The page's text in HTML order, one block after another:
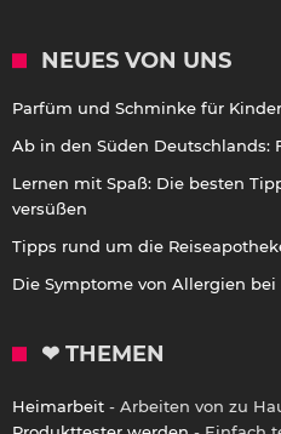
NEUES VON UNS
Parfüm und Schminke für
Ab in den Süden Deutschlands:
Lernen mit Spaß: Die besten
versüßen
Tipps rund um die
Die Symptome von Allergien bei
❤ THEMEN
Heimarbeit - Arbeiten von zu